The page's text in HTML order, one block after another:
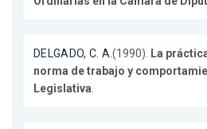
DELGADO, C. A.(1990). La
norma de trabajo y
Legislativa.